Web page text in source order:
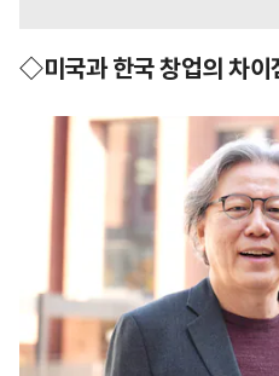
◇미국과 한국 창업의 차이